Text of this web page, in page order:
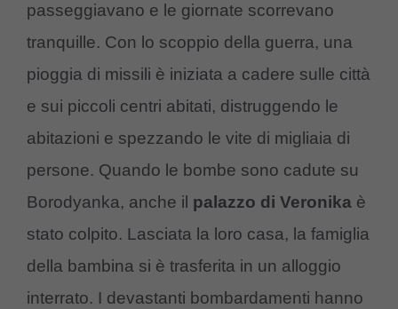
passeggiavano e le giornate scorrevano
tranquille. Con lo scoppio della guerra, una
pioggia di missili è iniziata a cadere sulle città
e sui piccoli centri abitati, distruggendo le
abitazioni e spezzando le vite di migliaia di
persone. Quando le bombe sono cadute su
Borodyanka, anche il palazzo di Veronika è
stato colpito. Lasciata la loro casa, la famiglia
della bambina si è trasferita in un alloggio
interrato. I devastanti bombardamenti hanno